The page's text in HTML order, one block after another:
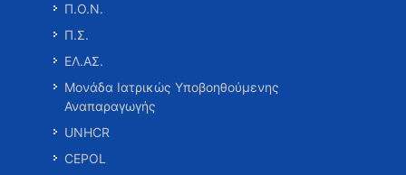
Π.Ο.Ν.
Π.Σ.
ΕΛ.ΑΣ.
Μονάδα Ιατρικώς Υποβοηθούμενης
Αναπαραγωγής
UNHCR
CEPOL